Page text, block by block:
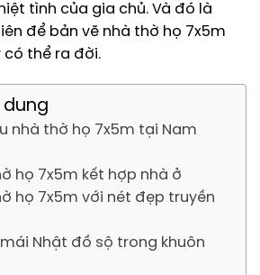
tình của gia chủ. Và đó là
để bản vẽ nhà thờ họ 7x5m
có thể ra đời.
dung
nhà thờ họ 7x5m tại Nam
họ 7x5m kết hợp nhà ở
họ 7x5m với nét đẹp truyền
Nhật đồ sộ trong khuôn